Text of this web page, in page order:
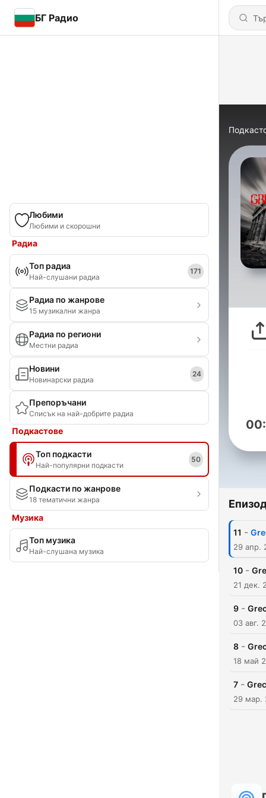
БГ Радио
Любими
Любими и скорошни
Радиа
Топ радиа
Най-слушани радиа
171
Радиа по жанрове
15 музикални жанра
Радиа по региони
Местни радиа
Новини
Новинарски радиа
24
Препоръчани
Списък на най-добрите радиа
Подкастове
Топ подкасти
Най-популярни подкасти
50
Подкасти по жанрове
18 тематични жанра
Музика
Топ музика
Най-слушана музика
11 -
29 апр.
10 -
21 дек.
9 -
03 авг.
8 -
18 май
7 -
29 мар.